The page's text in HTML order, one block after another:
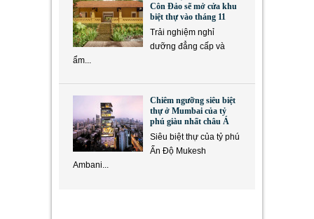
Côn Đảo sẽ mở cửa khu
biệt thự vào tháng 11
Trải nghiệm nghỉ
dưỡng đẳng cấp và
ẩm...
Chiêm ngưỡng siêu biệt
thự ở Mumbai của tỷ
phú giàu nhất châu Á
Siêu biệt thự của tỷ phú
Ấn Độ Mukesh
Ambani...